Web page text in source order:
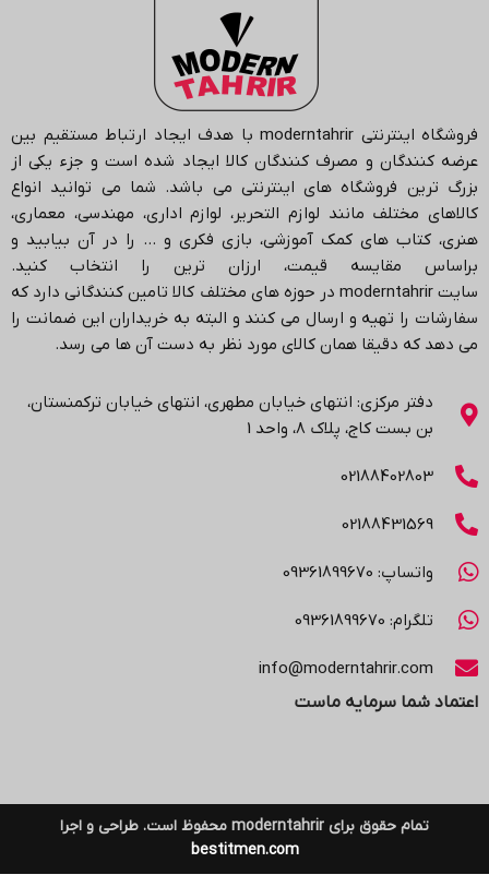
فروشگاه اینترنتی moderntahrir با هدف ایجاد ارتباط مستقیم بین
عرضه کنندگان و مصرف کنندگان کالا ایجاد شده است و جزء یکی از
بزرگ ترین فروشگاه های اینترنتی می باشد. شما می توانید انواع
کالاهای مختلف مانند لوازم التحریر، لوازم اداری، مهندسی، معماری،
هنری، کتاب های کمک آموزشی، بازی فکری و … را در آن بیابید و
براساس مقایسه قیمت، ارزان ترین را انتخاب کنید.
سایتmoderntahrir در حوزه های مختلف کالا تامین کنندگانی دارد که
سفارشات را تهیه و ارسال می کنند و البته به خریداران این ضمانت را
می دهد که دقیقا همان کالای مورد نظر به دست آن ها می رسد.
دفتر مرکزی: انتهاي خیابان مطهری، انتهاي خیابان ترکمنستان،
بن بست کاج، پلاک ۸، واحد 1
02188402803
02188431569
واتساپ: 09361899670
تلگرام: 09361899670
info@moderntahrir.com
اعتماد شما سرمایه ماست
تمام حقوق برای moderntahrir محفوظ است. طراحی و اجرا
bestitmen.com